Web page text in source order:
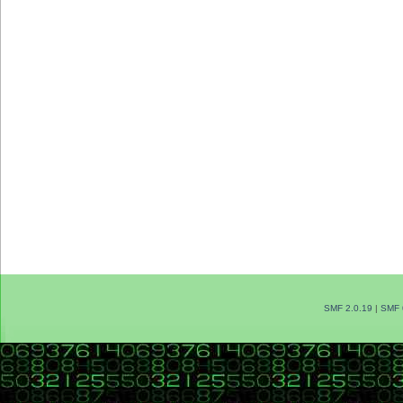
SMF 2.0.19 | SMF